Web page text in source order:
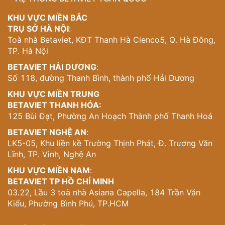
bàn thờ 3 cấp, tranh thờ tứ cúc trên tường và bàn trà đặt
trung tâm. Không gian được tối giản hóa để tôn lên tính
trang nghiêm, trang trọng và mang tính hướng nội cao.
6. Phòng sinh hoạt chung – Gắn kết và lan tỏa
mọi khoảnh khắc gia đình
Không gian sinh hoạt chung được bố trí với sofa bọc nệm
màu kem, bàn trà gỗ, đèn bàn, thảm trang trí và đèn trần
quạt cổ điển. Hàng rèm lụa và ánh sáng tự nhiên từ cửa
sổ đem lại cảm giác thư giãn, đóng vai trò kết nối giữa
các thành viên trong gia đình.
7. Phòng làm việc – Thể hiện bản lĩnh và gu
thẩm mỹ của gia chủ
Nổi bật với bàn làm việc gỗ điêu khắc công phu, ghế da
cao cấp, đèn bàn, tủ sách và ghế massage. Phòng làm
việc được bố trí đối xứng, gọn gàng và tràn đủ ánh sáng,
giúp gia chủ tập trung cao độ khi xử lý công việc.
KHU VỰC MIỀN BẮC
TRỤ SỞ HÀ NỘI:
Toà nhà Betaviet, KĐT Thanh Hà Cienco5, Q. Hà Đông,
TP. Hà Nội
BETAVIET HẢI DƯƠNG:
Số 118, đường Thanh Bình, thành phố Hải Dương
KHU VỰC MIỀN TRUNG
BETAVIET THANH HÓA:
125 Bùi Đạt, Phường An Hoạch Thành phố Thanh Hoá
BETAVIET NGHỆ AN:
LK5-05, Khu liền kề Trường Thịnh Phát, Đ. Trương Văn
Lĩnh, TP. Vinh, Nghệ An
KHU VỰC MIỀN NAM:
BETAVIET TP HỒ CHÍ MINH
03.22, Lầu 3 toà nhà Asiana Capella, 184 Trần Văn
Kiểu, Phường Bình Phú, TP.HCM